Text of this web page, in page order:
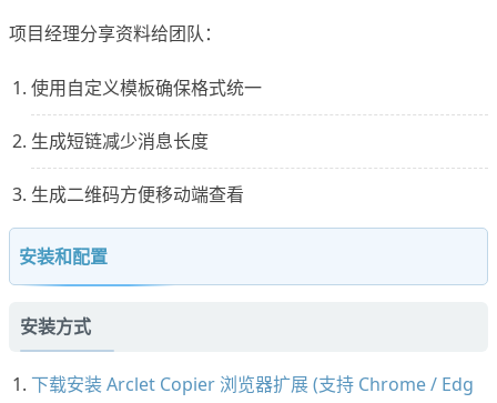
项目经理分享资料给团队：
使用自定义模板确保格式统一
生成短链减少消息长度
生成二维码方便移动端查看
安装和配置
安装方式
下载安装 Arclet Copier 浏览器扩展 (支持 Chrome / Edg